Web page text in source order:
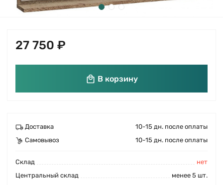
27 750 ₽
В корзину
Доставка
10-15 дн. после оплаты
Самовывоз
10-15 дн. после оплаты
Cклад
нет
Центральный склад
менее 5 шт.